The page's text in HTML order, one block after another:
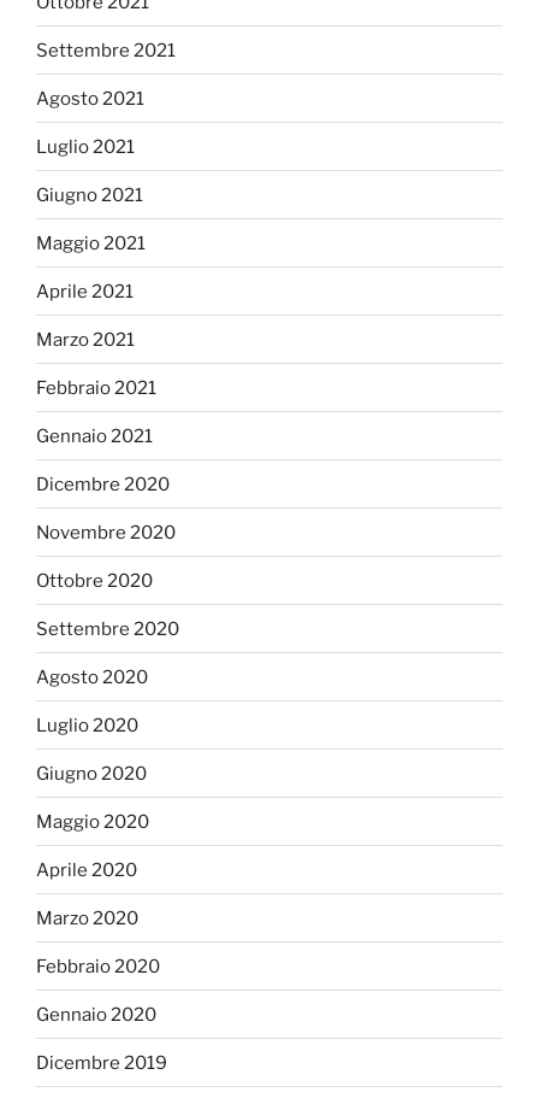
Settembre 2021
Agosto 2021
Luglio 2021
Giugno 2021
Maggio 2021
Aprile 2021
Marzo 2021
Febbraio 2021
Gennaio 2021
Dicembre 2020
Novembre 2020
Ottobre 2020
Settembre 2020
Agosto 2020
Luglio 2020
Giugno 2020
Maggio 2020
Aprile 2020
Marzo 2020
Febbraio 2020
Gennaio 2020
Dicembre 2019